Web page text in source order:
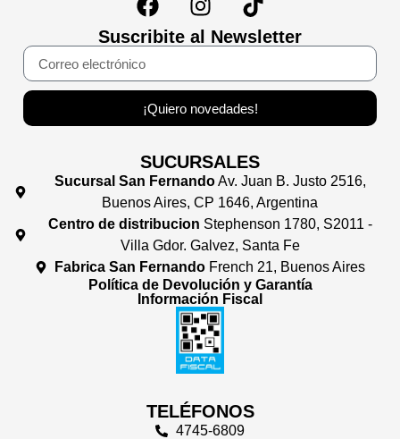
Suscribite al Newsletter
¡Quiero novedades!
SUCURSALES
Sucursal San FernandoAv. Juan B. Justo 2516,
Buenos Aires, CP 1646, Argentina
Centro de distribucion Stephenson 1780, S2011 -
Villa Gdor. Galvez, Santa Fe
Fabrica San Fernando French 21, Buenos Aires
Política de Devolución y Garantía
Información Fiscal
TELÉFONOS
4745-6809